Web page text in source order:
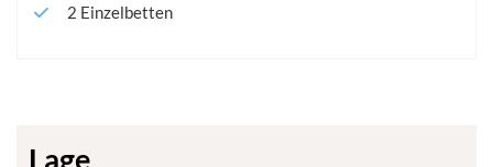
2 Einzelbetten
Lage